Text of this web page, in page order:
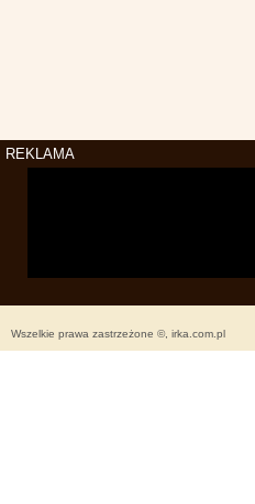
REKLAMA
Wszelkie prawa zastrzeżone ©, irka.com.pl